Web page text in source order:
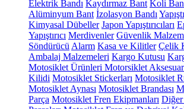
Elektrik Bandı Kaydırmaz Bant Koli
Alüminyum Bant İzolasyon Bandı
Kimyasal Dübeller Japon Yapıştırıcıları
Yapıştırıcı Merdivenler Güvenlik
Söndürücü Alarm Kasa ve Kilitler Çelik
Ambalaj Malzemeleri Kargo Kutusu
Motosiklet Ürünleri Motorsiklet
Kilidi Motosiklet Stickerları Motosiklet
Motosiklet Aynası Motosiklet Brandası
Parça Motosiklet Fren Ekipmanları